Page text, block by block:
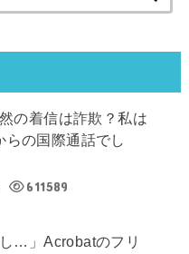
の着信は詐欺？私は
らの国際通話でし
611589
し…」Acrobatのフリ